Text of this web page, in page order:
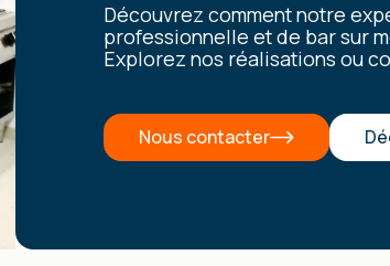
Découvrez comment notre
professionnelle et de bar sur
Explorez nos réalisations ou
Nous contacter